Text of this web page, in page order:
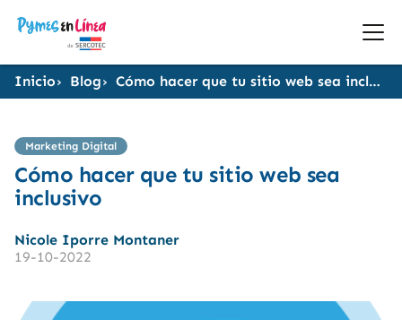
Inicio Blog Cómo hacer que tu sitio web sea inclusivo
Marketing Digital
Cómo hacer que tu sitio web sea
inclusivo
Nicole Iporre Montaner
19-10-2022